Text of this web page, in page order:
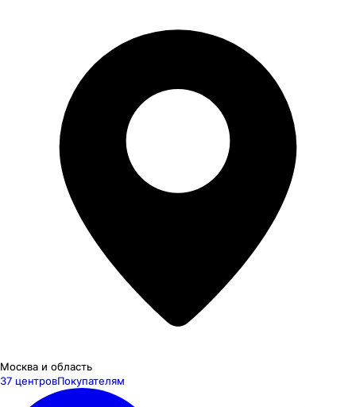
Москва и область
37 центровПокупателям